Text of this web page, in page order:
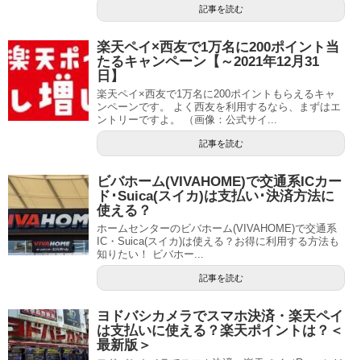
記事を読む
楽天ペイ×西友で1万名に200ポイント当
たるキャンペーン【～2021年12月31
日】
楽天ペイ×西友で1万名に200ポイントもらえるキャ
ンペーンです。 よく西友を利用するなら、まずはエ
ントリーですよ。 （画像：公式サイ...
記事を読む
ビバホーム(VIVAHOME)で交通系ICカー
ド･Suica(スイカ)は支払い･決済方法に
使える？
ホームセンターのビバホーム(VIVAHOME)で交通系
IC・Suica(スイカ)は使える？お得に利用する方法も
知りたい！ ビバホー...
記事を読む
ヨドバシカメラでスマホ決済・楽天ペイ
は支払いに使える？楽天ポイントは？＜
最新版＞